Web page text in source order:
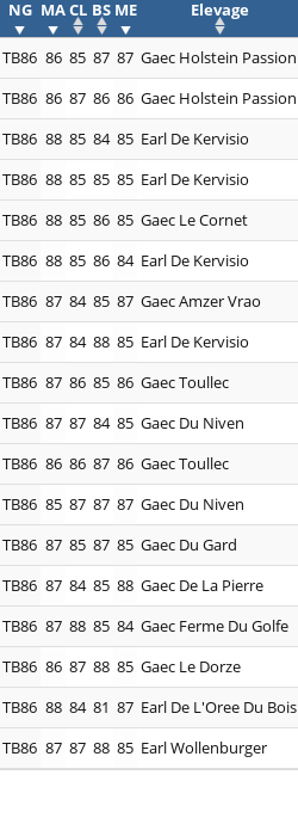
NG MACL BS ME Elevage
TB86 86 85 87 87 Gaec Holstein Passion
TB86 86 87 86 86 Gaec Holstein Passion
TB86 88 85 84 85 Earl De Kervisio
TB86 88 85 85 85 Earl De Kervisio
TB86 88 85 86 85 Gaec Le Cornet
TB86 88 85 86 84 Earl De Kervisio
TB86 87 84 85 87 Gaec Amzer Vrao
TB86 87 84 88 85 Earl De Kervisio
TB86 87 86 85 86 Gaec Toullec
TB86 87 87 84 85 Gaec Du Niven
TB86 86 86 87 86 Gaec Toullec
TB86 85 87 87 87 Gaec Du Niven
TB86 87 85 87 85 Gaec Du Gard
TB86 87 84 85 88 Gaec De La Pierre
TB86 87 88 85 84 Gaec Ferme Du Golfe
TB86 86 87 88 85 Gaec Le Dorze
TB86 88 84 81 87 Earl De L'Oree Du Bois
TB86 87 87 88 85 Earl Wollenburger